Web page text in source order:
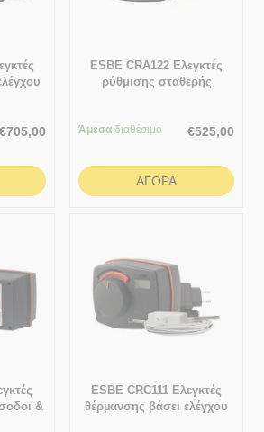
€705,00
ESBE CRA122 Ελεγκτές
ρύθμισης σταθερής
Άμεσα διαθέσιμο €525,00
ΑΓΟΡΆ
&
ESBE CRC111 Ελεγκτές
θέρµανσης βάσει ελέγχου